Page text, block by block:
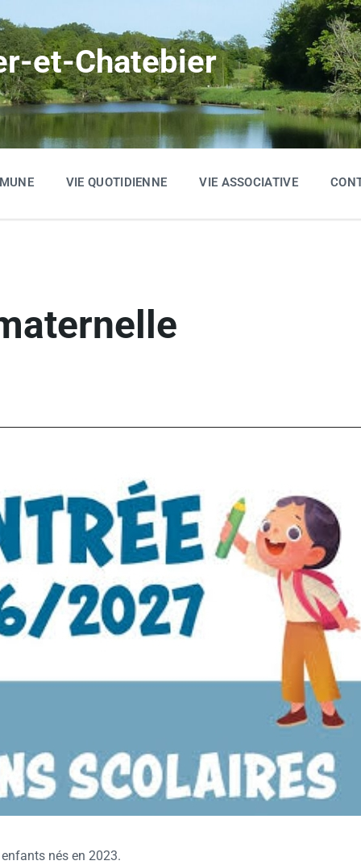
et-Chatebier
VIE QUOTIDIENNE VIE ASSOCIATIVE
nés en 2023.